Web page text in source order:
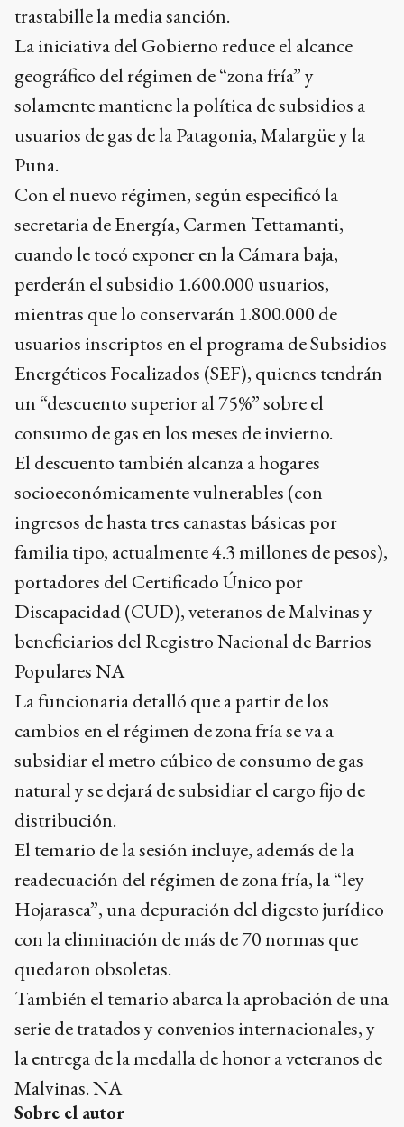
trastabille la media sanción.
La iniciativa del Gobierno reduce el alcance
geográfico del régimen de “zona fría” y
solamente mantiene la política de subsidios a
usuarios de gas de la Patagonia, Malargüe y la
Puna.
Con el nuevo régimen, según especificó la
secretaria de Energía, Carmen Tettamanti,
cuando le tocó exponer en la Cámara baja,
perderán el subsidio 1.600.000 usuarios,
mientras que lo conservarán 1.800.000 de
usuarios inscriptos en el programa de Subsidios
Energéticos Focalizados (SEF), quienes tendrán
un “descuento superior al 75%” sobre el
consumo de gas en los meses de invierno.
El descuento también alcanza a hogares
socioeconómicamente vulnerables (con
ingresos de hasta tres canastas básicas por
familia tipo, actualmente 4.3 millones de pesos),
portadores del Certificado Único por
Discapacidad (CUD), veteranos de Malvinas y
beneficiarios del Registro Nacional de Barrios
Populares NA
La funcionaria detalló que a partir de los
cambios en el régimen de zona fría se va a
subsidiar el metro cúbico de consumo de gas
natural y se dejará de subsidiar el cargo fijo de
distribución.
El temario de la sesión incluye, además de la
readecuación del régimen de zona fría, la “ley
Hojarasca”, una depuración del digesto jurídico
con la eliminación de más de 70 normas que
quedaron obsoletas.
También el temario abarca la aprobación de una
serie de tratados y convenios internacionales, y
la entrega de la medalla de honor a veteranos de
Malvinas. NA
Sobre el autor